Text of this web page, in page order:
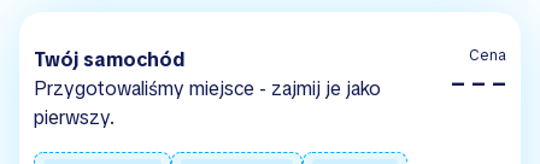
Twój samochód
Przygotowaliśmy miejsce - zajmij je jako
pierwszy.
Cena
– – –